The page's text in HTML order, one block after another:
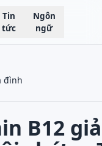
Tin
tức
Ngôn
ngữ
đình
B12